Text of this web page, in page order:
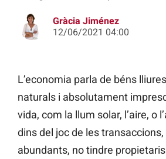
Gràcia Jiménez
12/06/2021 04:00
L’economia parla de béns
naturals i absolutament
vida, com la llum solar, l’aire, o
dins del joc de les
abundants, no tindre